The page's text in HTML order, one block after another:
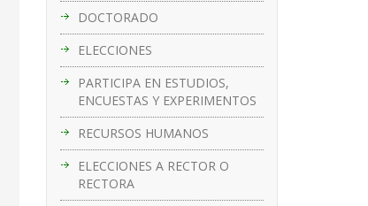
DOCTORADO
ELECCIONES
PARTICIPA EN ESTUDIOS,
ENCUESTAS Y EXPERIMENTOS
RECURSOS HUMANOS
ELECCIONES A RECTOR O
RECTORA